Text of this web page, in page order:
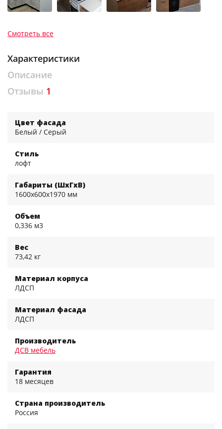
Смотреть все
Характеристики
Описание
Отзывы 1
Цвет фасада
Белый / Серый
Стиль
лофт
Габариты (ШхГхВ)
1600x600x1970 мм
Объем
0,336 м3
Вес
73,42 кг
Материал корпуса
ЛДСП
Материал фасада
ЛДСП
Производитель
ДСВ мебель
Гарантия
18 месяцев
Страна производитель
Россия